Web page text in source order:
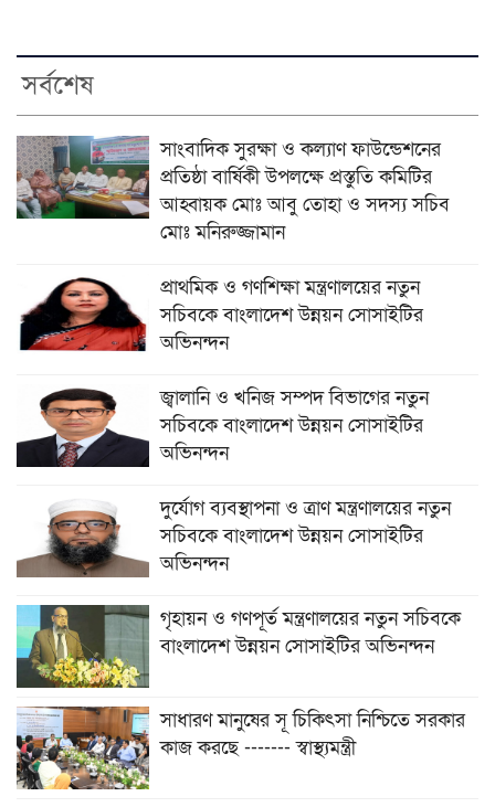
সর্বশেষ
সাংবাদিক সুরক্ষা ও কল্যাণ ফাউন্ডেশনের
প্রতিষ্ঠা বার্ষিকী উপলক্ষে প্রস্তুতি কমিটির
আহ্বায়ক মোঃ আবু তোহা ও সদস্য সচিব
মোঃ মনিরুজ্জামান
প্রাথমিক ও গণশিক্ষা মন্ত্রণালয়ের নতুন
সচিবকে বাংলাদেশ উন্নয়ন সোসাইটির
অভিনন্দন
জ্বালানি ও খনিজ সম্পদ বিভাগের নতুন
সচিবকে বাংলাদেশ উন্নয়ন সোসাইটির
অভিনন্দন
দুর্যোগ ব্যবস্থাপনা ও ত্রাণ মন্ত্রণালয়ের নতুন
সচিবকে বাংলাদেশ উন্নয়ন সোসাইটির
অভিনন্দন
গৃহায়ন ও গণপূর্ত মন্ত্রণালয়ের নতুন সচিবকে
বাংলাদেশ উন্নয়ন সোসাইটির অভিনন্দন
সাধারণ মানুষের সূ চিকিৎসা নিশ্চিতে সরকার
কাজ করছে ------- স্বাস্থ্যমন্ত্রী